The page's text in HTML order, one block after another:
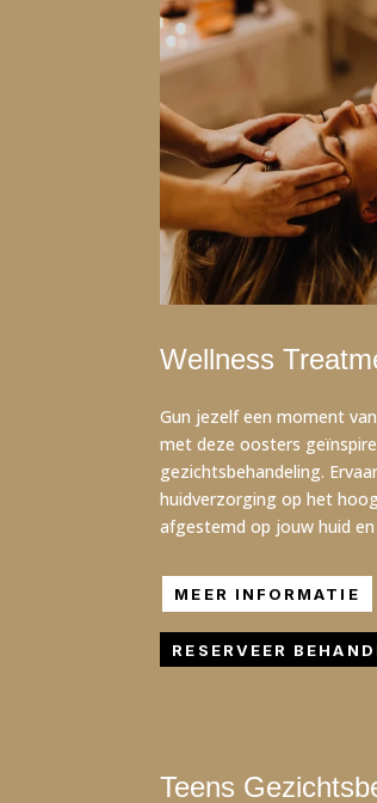
Wellness
Gun jezelf een moment
met deze oosters
gezichtsbehandeling.
huidverzorging op het
afgestemd op jouw huid en
MEER INFORMATIE
RESERVEER
Teens